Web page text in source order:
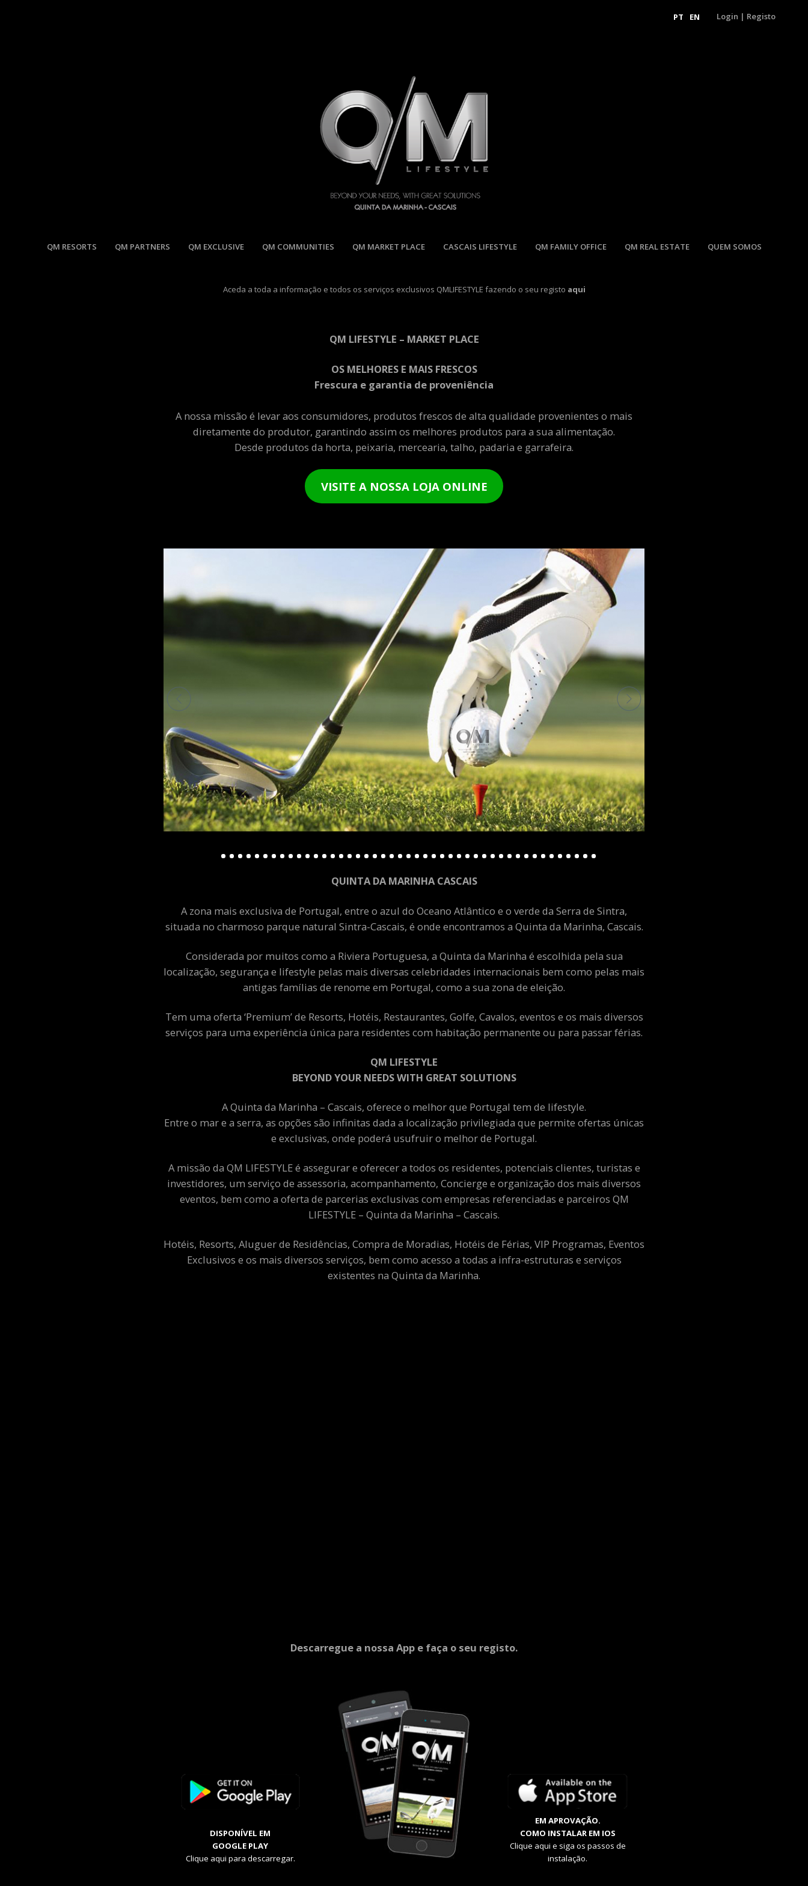
PT EN Login | Registo
QM RESORTS QM PARTNERS QM EXCLUSIVE QM COMMUNITIES QM MARKET PLACE CASCAIS LIFESTYLE QM FAMILY OFFICE QM REAL ESTATE QUEM SOMOS
Aceda a toda a informação e todos os serviços exclusivos QMLIFESTYLE fazendo o seu registo aqui
QM LIFESTYLE – MARKET PLACE
OS MELHORES E MAIS FRESCOS
Frescura e garantia de proveniência
A nossa missão é levar aos consumidores, produtos frescos de alta qualidade provenientes o mais
diretamente do produtor, garantindo assim os melhores produtos para a sua alimentação.
Desde produtos da horta, peixaria, mercearia, talho, padaria e garrafeira.
VISITE A NOSSA LOJA ONLINE
QUINTA DA MARINHA CASCAIS
A zona mais exclusiva de Portugal, entre o azul do Oceano Atlântico e o verde da Serra de Sintra,
situada no charmoso parque natural Sintra-Cascais, é onde encontramos a Quinta da Marinha, Cascais.
Considerada por muitos como a Riviera Portuguesa, a Quinta da Marinha é escolhida pela sua
localização, segurança e lifestyle pelas mais diversas celebridades internacionais bem como pelas mais
antigas famílias de renome em Portugal, como a sua zona de eleição.
Tem uma oferta ‘Premium’ de Resorts, Hotéis, Restaurantes, Golfe, Cavalos, eventos e os mais diversos
serviços para uma experiência única para residentes com habitação permanente ou para passar férias.
QM LIFESTYLE
BEYOND YOUR NEEDS WITH GREAT SOLUTIONS
A Quinta da Marinha – Cascais, oferece o melhor que Portugal tem de lifestyle.
Entre o mar e a serra, as opções são infinitas dada a localização privilegiada que permite ofertas únicas
e exclusivas, onde poderá usufruir o melhor de Portugal.
A missão da QM LIFESTYLE é assegurar e oferecer a todos os residentes, potenciais clientes, turistas e
investidores, um serviço de assessoria, acompanhamento, Concierge e organização dos mais diversos
eventos, bem como a oferta de parcerias exclusivas com empresas referenciadas e parceiros QM
LIFESTYLE – Quinta da Marinha – Cascais.
Hotéis, Resorts, Aluguer de Residências, Compra de Moradias, Hotéis de Férias, VIP Programas, Eventos
Exclusivos e os mais diversos serviços, bem como acesso a todas a infra-estruturas e serviços
existentes na Quinta da Marinha.
Descarregue a nossa App e faça o seu registo.
DISPONÍVEL EM
GOOGLE PLAY
Clique aqui para descarregar.
EM APROVAÇÃO.
COMO INSTALAR EM IOS
Clique aqui e siga os passos de
instalação.